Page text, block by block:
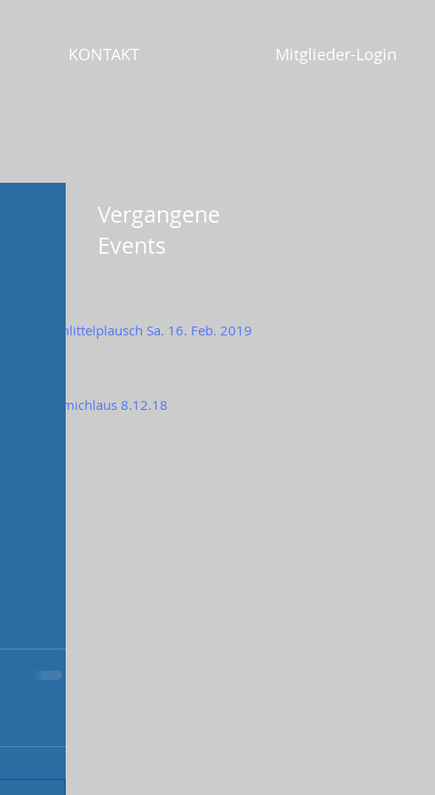
KONTAKT Mitglieder-Login
Schlittelplausch Sa. 16. Feb. 2019
Samichlaus 8.12.18
Vergangene
Events